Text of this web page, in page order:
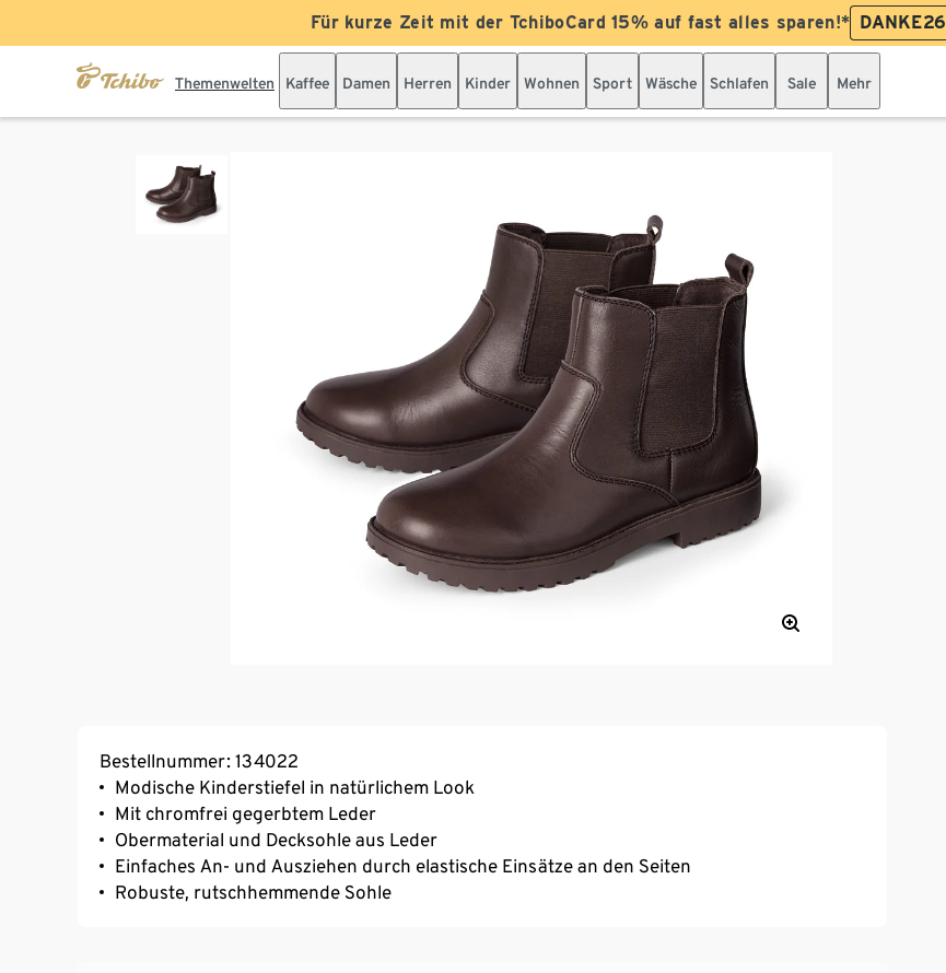
Für kurze Zeit mit der TchiboCard 15% auf fast alles sparen!* DANKE26
Themenwelten Kaffee Damen Herren Kinder Wohnen Sport Wäsche Schlafen Sale Mehr
Bestellnummer: 134022
Modische Kinderstiefel in natürlichem Look
Mit chromfrei gegerbtem Leder
Obermaterial und Decksohle aus Leder
Einfaches An- und Ausziehen durch elastische Einsätze an den Seiten
Robuste, rutschhemmende Sohle